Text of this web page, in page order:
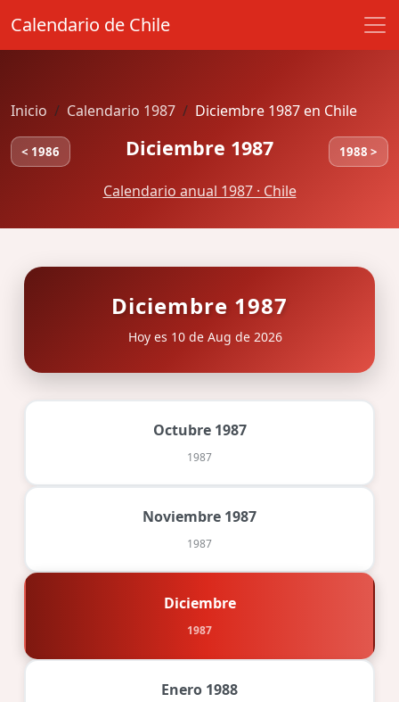
Calendario de Chile
Inicio Calendario 1987 Diciembre 1987 en Chile
< 1986 Diciembre 1987 1988 >
Calendario anual 1987 · Chile
Diciembre 1987
Hoy es 10 de Aug de 2026
Octubre 1987
1987
Noviembre 1987
1987
Diciembre
1987
Enero 1988